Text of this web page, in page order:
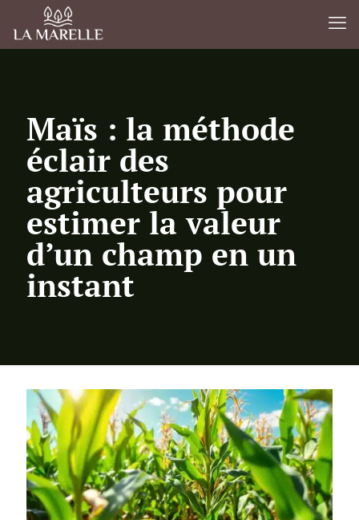
Maïs : la méthode
éclair des
agriculteurs pour
estimer la valeur
d’un champ en un
instant